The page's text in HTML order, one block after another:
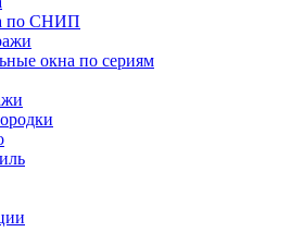
по СНИП
окна по сериям